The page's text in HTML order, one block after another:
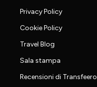
Privacy Policy
Cookie Policy
Travel Blog
Sala stampa
Recensioni di Transfeero